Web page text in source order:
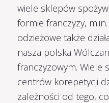
wiele sklepów
formie franczyzy,
odzieżowe także
nasza polska
franczyzowym. Wiele
centrów korepetycji
zależności od tego,